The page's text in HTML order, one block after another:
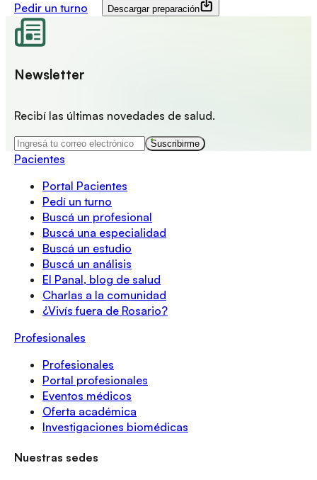
Pedir un turno
Descargar preparación
Newsletter
Recibí las últimas novedades de salud.
Suscribirme
Pacientes
Portal Pacientes
Pedí un turno
Buscá un profesional
Buscá una especialidad
Buscá un estudio
Buscá un análisis
El Panal, blog de salud
Charlas a la comunidad
¿Vivís fuera de Rosario?
Profesionales
Profesionales
Portal profesionales
Eventos médicos
Oferta académica
Investigaciones biomédicas
Nuestras sedes